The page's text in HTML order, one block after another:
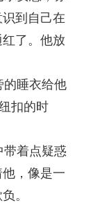
到自己在
了。他放
睡衣给他
扣的时
着点疑惑
，像是一
。